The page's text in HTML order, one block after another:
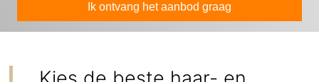
Ik ontvang het aanbod graag